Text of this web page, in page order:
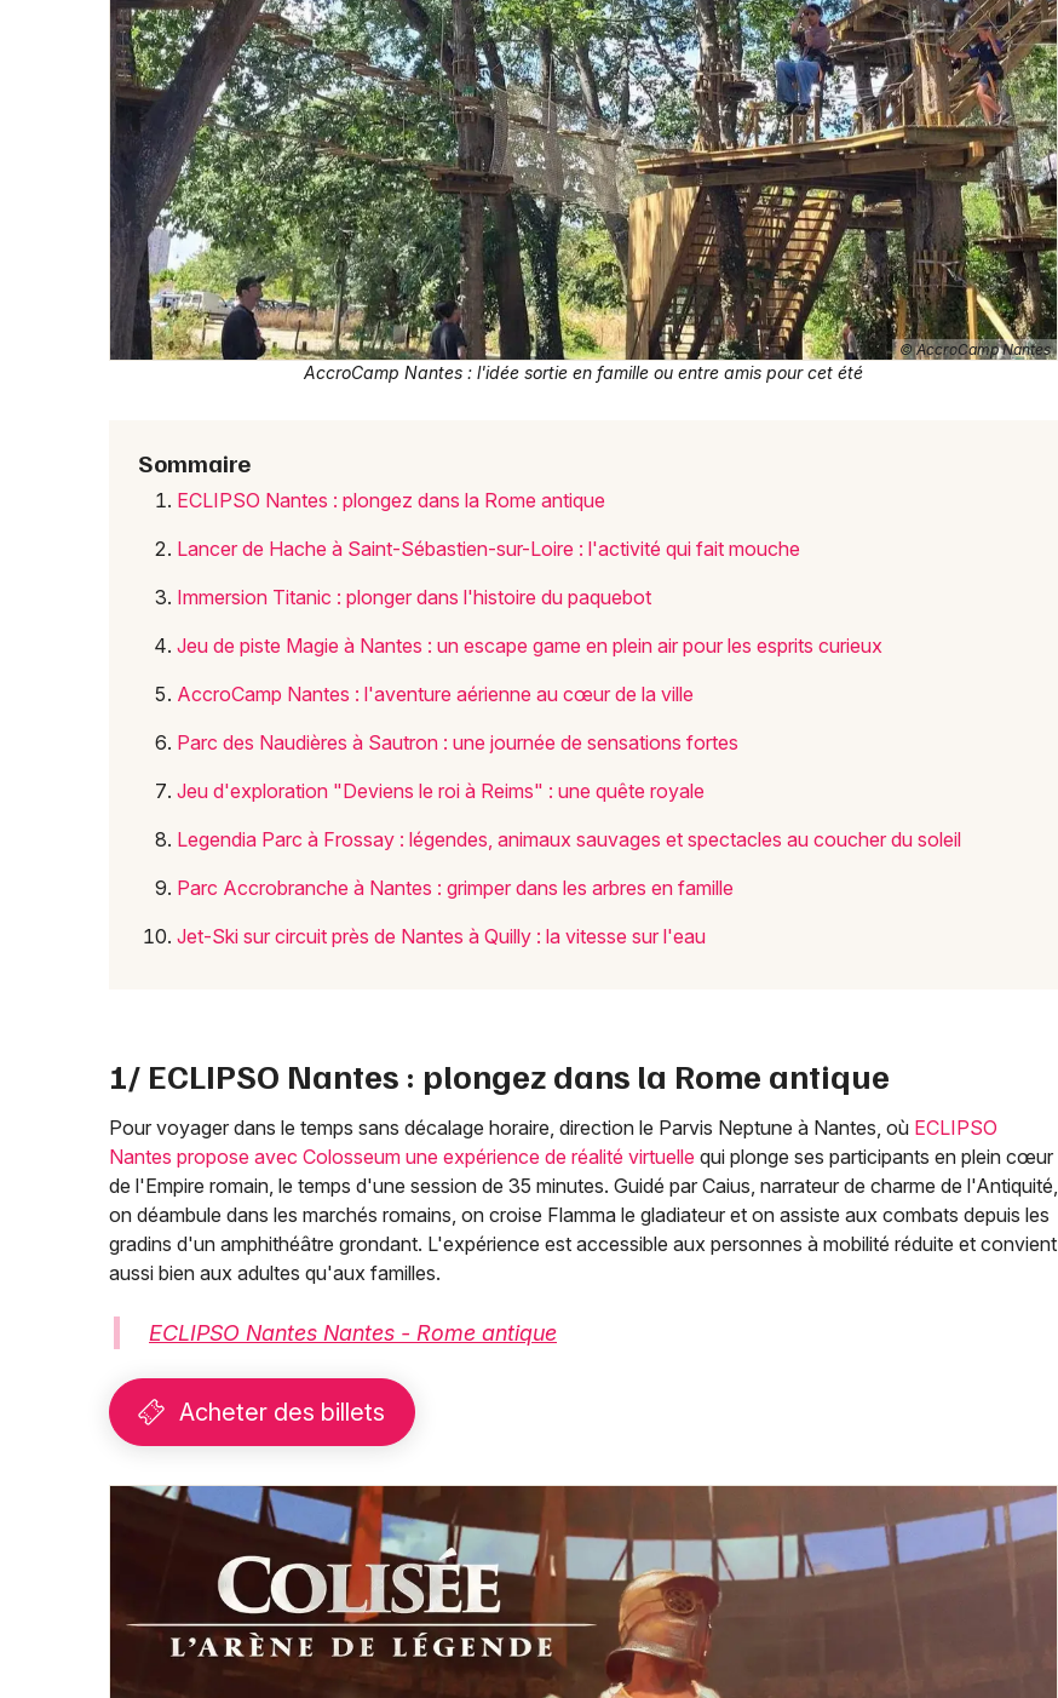
44 - Loire-Atlantique
Choisir mes départements
© AccroCamp Nantes
AccroCamp Nantes : l'idée sortie en famille ou entre amis pour cet été
Sommaire
ECLIPSO Nantes : plongez dans la Rome antique
Lancer de Hache à Saint-Sébastien-sur-Loire : l'activité qui fait mouche
Immersion Titanic : plonger dans l'histoire du paquebot
Jeu de piste Magie à Nantes : un escape game en plein air pour les esprits curieux
AccroCamp Nantes : l'aventure aérienne au cœur de la ville
Parc des Naudières à Sautron : une journée de sensations fortes
Jeu d'exploration "Deviens le roi à Reims" : une quête royale
Legendia Parc à Frossay : légendes, animaux sauvages et spectacles au coucher du soleil
Parc Accrobranche à Nantes : grimper dans les arbres en famille
Jet-Ski sur circuit près de Nantes à Quilly : la vitesse sur l'eau
1/ ECLIPSO Nantes : plongez dans la Rome antique
Pour voyager dans le temps sans décalage horaire, direction le Parvis Neptune à Nantes, où ECLIPSO
Nantes propose avec Colosseum une expérience de réalité virtuelle qui plonge ses participants en plein cœur
de l'Empire romain, le temps d'une session de 35 minutes. Guidé par Caius, narrateur de charme de l'Antiquité,
on déambule dans les marchés romains, on croise Flamma le gladiateur et on assiste aux combats depuis les
gradins d'un amphithéâtre grondant. L'expérience est accessible aux personnes à mobilité réduite et convient
aussi bien aux adultes qu'aux familles.
ECLIPSO Nantes Nantes - Rome antique
Acheter des billets